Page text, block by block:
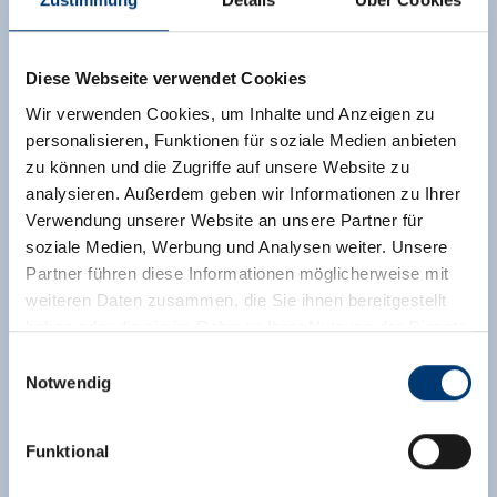
Diese Webseite verwendet Cookies
Wir verwenden Cookies, um Inhalte und Anzeigen zu
personalisieren, Funktionen für soziale Medien anbieten
zu können und die Zugriffe auf unsere Website zu
analysieren. Außerdem geben wir Informationen zu Ihrer
Verwendung unserer Website an unsere Partner für
soziale Medien, Werbung und Analysen weiter. Unsere
Partner führen diese Informationen möglicherweise mit
weiteren Daten zusammen, die Sie ihnen bereitgestellt
haben oder die sie im Rahmen Ihrer Nutzung der Dienste
Rohr 23// A-6280 Zell am Ziller
Notwendig
Funktional
(0043) 5282 4136
toon op kaart
meer details